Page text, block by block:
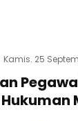
Kamis. 25